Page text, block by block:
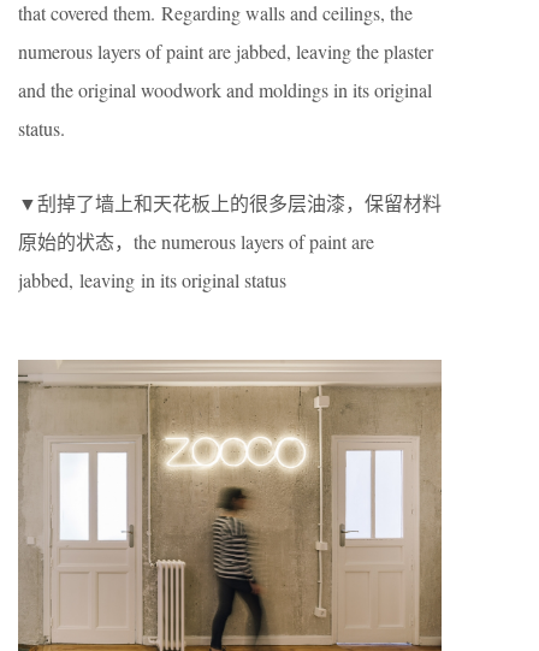
that covered them. Regarding walls and ceilings, the
numerous layers of paint are jabbed, leaving the plaster
and the original woodwork and moldings in its original
status.
▼刮掉了墙上和天花板上的很多层油漆， 保留材料
原始的状态，the numerous layers of paint are
jabbed, leaving in its original status